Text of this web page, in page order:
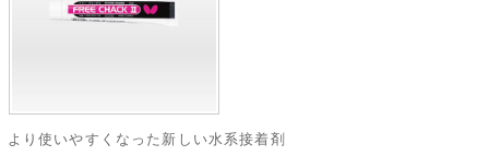
より使いやすくなった新しい水系接着剤